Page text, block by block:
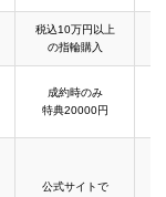
税込10万円以上
の指輪購入
成約時のみ
特典20000円
公式サイトで